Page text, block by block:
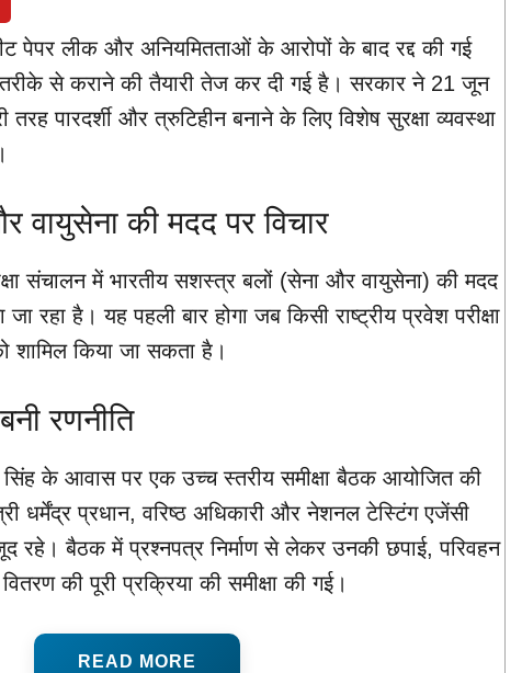
पेपर लीक और अनियमितताओं के आरोपों के बाद रद्द की गई
तरीके से कराने की तैयारी तेज कर दी गई है। सरकार ने 21 जून
तरह पारदर्शी और त्रुटिहीन बनाने के लिए विशेष सुरक्षा व्यवस्था
वायुसेना की मदद पर विचार
संचालन में भारतीय सशस्त्र बलों (सेना और वायुसेना) की मदद
रहा है। यह पहली बार होगा जब किसी राष्ट्रीय प्रवेश परीक्षा
शामिल किया जा सकता है।
रणनीति
सिंह के आवास पर एक उच्च स्तरीय समीक्षा बैठक आयोजित की
धर्मेंद्र प्रधान, वरिष्ठ अधिकारी और नेशनल टेस्टिंग एजेंसी
रहे। बैठक में प्रश्नपत्र निर्माण से लेकर उनकी छपाई, परिवहन
की पूरी प्रक्रिया की समीक्षा की गई।
READ MORE